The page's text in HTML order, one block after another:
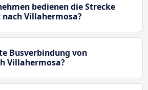
bedienen die Strecke
Villahermosa?
Busverbindung von
Villahermosa?